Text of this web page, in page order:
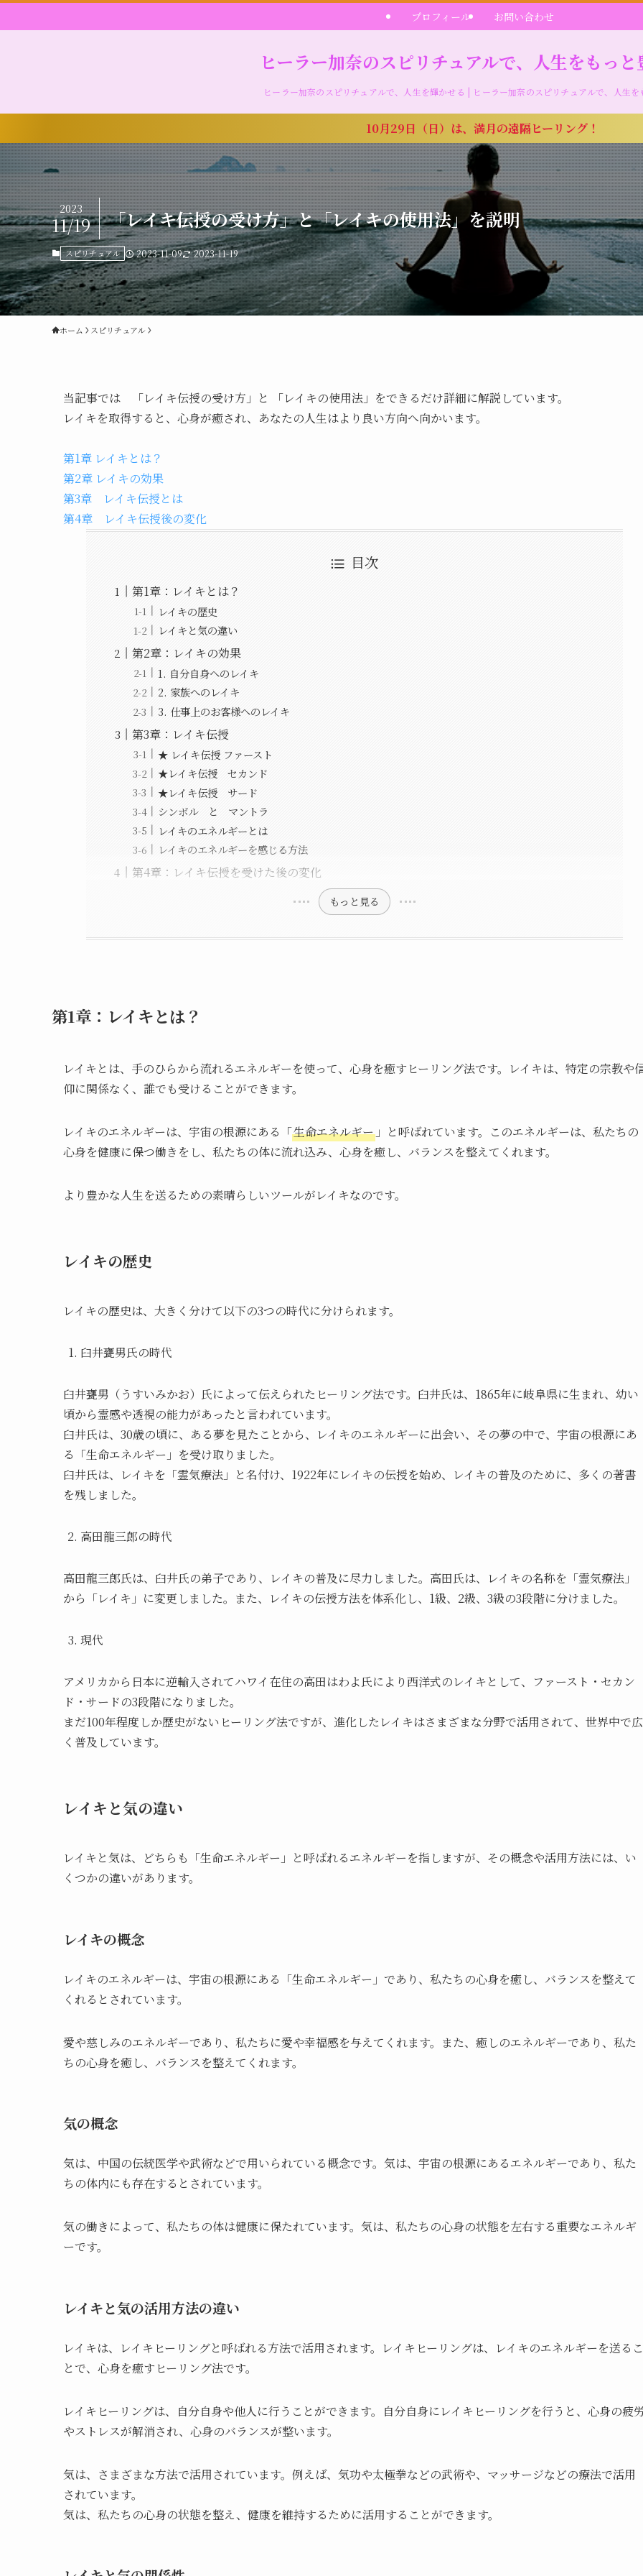
ヒーラー加奈のスピリチュアルで、人生をもっ
ヒーラー加奈のスピリチュアルで、人生を輝かせる | ヒーラー加奈のスピリチュアルで、人生を
プロフィール お問い合わせ
10月29日（日）は、満月の遠隔ヒーリング！
「レイキ伝授の受け方」と「レイキの使用法」を説明
2023
11/19
スピリチュアル 2023-11-09 2023-11-19
ホーム スピリチュアル
当記事では 「レイキ伝授の受け方」と 「レイキの使用法」をできるだけ詳細に解説しています。
レイキを取得すると、心身が癒され、あなたの人生はより良い方向へ向かいます。
第1章 レイキとは？
第2章 レイキの効果
第3章 レイキ伝授とは
第4章 レイキ伝授後の変化
目次
第1章：レイキとは？
レイキの歴史
レイキと気の違い
第2章：レイキの効果
1. 自分自身へのレイキ
2. 家族へのレイキ
3. 仕事上のお客様へのレイキ
第3章：レイキ伝授
★ レイキ伝授 ファースト
★レイキ伝授 セカンド
★レイキ伝授 サード
シンボル と マントラ
レイキのエネルギーとは
レイキのエネルギーを感じる方法
第4章：レイキ伝授を受けた後の変化
もっと見る
第1章：レイキとは？
レイキとは、手のひらから流れるエネルギーを使って、心身を癒すヒーリング法です。レイキは、特定の宗教や
仰に関係なく、誰でも受けることができます。
レイキのエネルギーは、宇宙の根源にある「生命エネルギー 」と呼ばれています。このエネルギーは、私たちの
心身を健康に保つ働きをし、私たちの体に流れ込み、心身を癒し、バランスを整えてくれます。
より豊かな人生を送るための素晴らしいツールがレイキなのです。
レイキの歴史
レイキの歴史は、大きく分けて以下の3つの時代に分けられます。
臼井甕男氏の時代
臼井甕男（うすいみかお）氏によって伝えられたヒーリング法です。臼井氏は、1865年に岐阜県に生まれ、幼い
頃から霊感や透視の能力があったと言われています。
臼井氏は、30歳の頃に、ある夢を見たことから、レイキのエネルギーに出会い、その夢の中で、宇宙の根源にあ
る「生命エネルギー」を受け取りました。
臼井氏は、レイキを「霊気療法」と名付け、1922年にレイキの伝授を始め、レイキの普及のために、多くの著書
を残しました。
高田龍三郎の時代
高田龍三郎氏は、臼井氏の弟子であり、レイキの普及に尽力しました。高田氏は、レイキの名称を「霊気療法」
から「レイキ」に変更しました。また、レイキの伝授方法を体系化し、1級、2級、3級の3段階に分けました。
現代
アメリカから日本に逆輸入されてハワイ在住の高田はわよ氏により西洋式のレイキとして、ファースト・セカン
ド・サードの3段階になりました。
まだ100年程度しか歴史がないヒーリング法ですが、進化したレイキはさまざまな分野で活用されて、世界中で広
く普及しています。
レイキと気の違い
レイキと気は、どちらも「生命エネルギー」と呼ばれるエネルギーを指しますが、その概念や活用方法には、い
くつかの違いがあります。
レイキの概念
レイキのエネルギーは、宇宙の根源にある「生命エネルギー」であり、私たちの心身を癒し、バランスを整えて
くれるとされています。
愛や慈しみのエネルギーであり、私たちに愛や幸福感を与えてくれます。また、癒しのエネルギーであり、私た
ちの心身を癒し、バランスを整えてくれます。
気の概念
気は、中国の伝統医学や武術などで用いられている概念です。気は、宇宙の根源にあるエネルギーであり、私た
ちの体内にも存在するとされています。
気の働きによって、私たちの体は健康に保たれています。気は、私たちの心身の状態を左右する重要なエネルギ
ーです。
レイキと気の活用方法の違い
レイキは、レイキヒーリングと呼ばれる方法で活用されます。レイキヒーリングは、レイキのエネルギーを送るこ
とで、心身を癒すヒーリング法です。
レイキヒーリングは、自分自身や他人に行うことができます。自分自身にレイキヒーリングを行うと、心身の疲
やストレスが解消され、心身のバランスが整います。
気は、さまざまな方法で活用されています。例えば、気功や太極拳などの武術や、マッサージなどの療法で活用
されています。
気は、私たちの心身の状態を整え、健康を維持するために活用することができます。